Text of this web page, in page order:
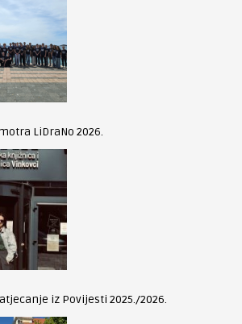
LiDraNo 2026.
iz Povijesti 2025./2026.